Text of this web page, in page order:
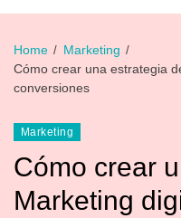
Home
Marketing
Cómo crear una estrategia
conversiones
Marketing
Cómo crear
Marketing